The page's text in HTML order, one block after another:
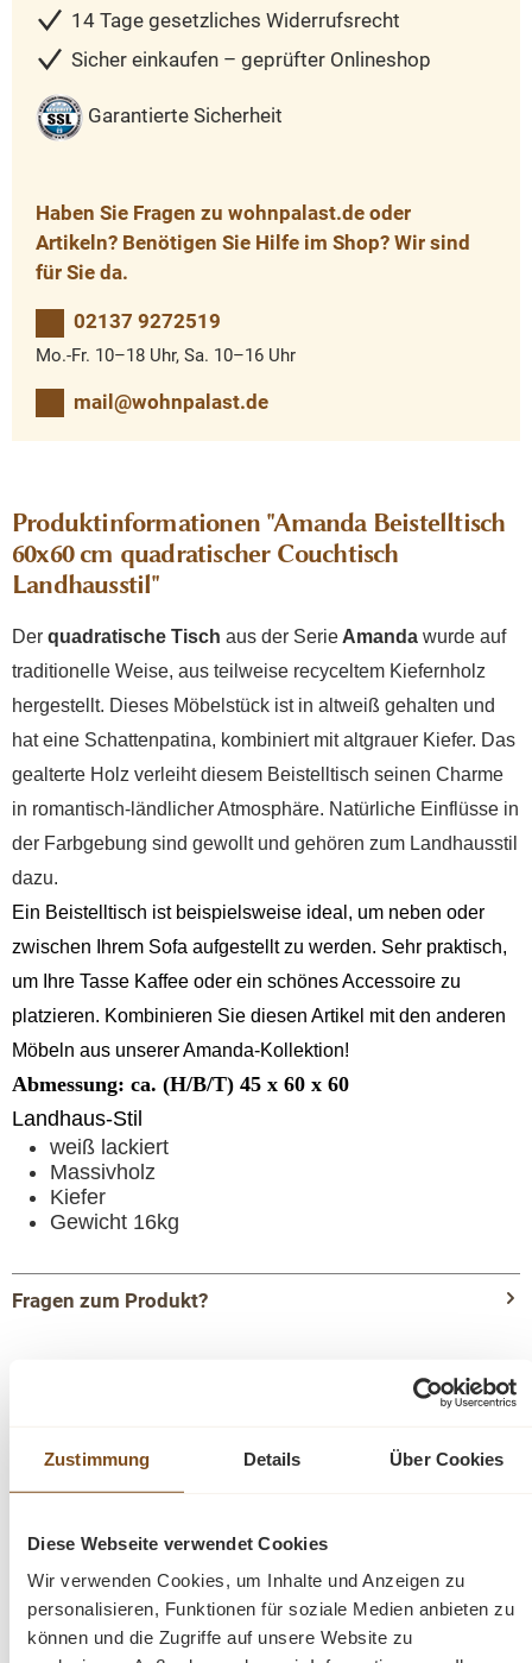
Zustimmung Details Über Cookies
Diese Webseite verwendet Cookies
Wir verwenden Cookies, um Inhalte und Anzeigen zu
personalisieren, Funktionen für soziale Medien anbieten zu
können und die Zugriffe auf unsere Website zu
14 Tage gesetzliches Widerrufsrecht
Sicher einkaufen – geprüfter Onlineshop
Garantierte Sicherheit
Haben Sie Fragen zu wohnpalast.de oder
Artikeln? Benötigen Sie Hilfe im Shop? Wir sind
für Sie da.
02137 9272519
Mo.-Fr. 10–18 Uhr, Sa. 10–16 Uhr
mail@wohnpalast.de
Produktinformationen "Amanda Beistelltisch
60x60 cm quadratischer Couchtisch
Landhausstil"
Der quadratische Tisch aus der Serie Amanda wurde auf
traditionelle Weise, aus teilweise recyceltem Kiefernholz
hergestellt. Dieses Möbelstück ist in altweiß gehalten und
hat eine Schattenpatina, kombiniert mit altgrauer Kiefer. Das
gealterte Holz verleiht diesem Beistelltisch seinen Charme
in romantisch-ländlicher Atmosphäre. Natürliche Einflüsse in
der Farbgebung sind gewollt und gehören zum Landhausstil
dazu.
Ein Beistelltisch ist beispielsweise ideal, um neben oder
zwischen Ihrem Sofa aufgestellt zu werden. Sehr praktisch,
um Ihre Tasse Kaffee oder ein schönes Accessoire zu
platzieren. Kombinieren Sie diesen Artikel mit den anderen
Möbeln aus unserer Amanda-Kollektion!
Abmessung: ca. (H/B/T) 45 x 60 x 60
Landhaus-Stil
weiß lackiert
Massivholz
Kiefer
Gewicht 16kg
Fragen zum Produkt?
Produktinformationen "Amanda Beistelltisch
Landhausstil"
traditionelle Weise, aus teilweise recyceltem Kiefernholz
hergestellt. Dieses Möbelstück ist in altweiß gehalten und
hat eine Schattenpatina, kombiniert mit altgrauer Kiefer. Das
gealterte Holz verleiht diesem Beistelltisch seinen Charme
Produktgalerie überspringen
Ähnliche Produkte
Rabatt
-25%